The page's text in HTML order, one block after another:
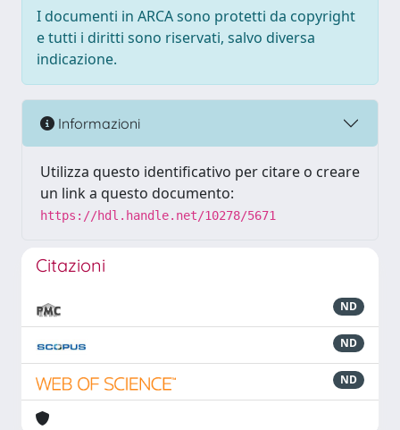
I documenti in ARCA sono protetti da copyright
e tutti i diritti sono riservati, salvo diversa
indicazione.
Informazioni
Utilizza questo identificativo per citare o creare
un link a questo documento:
https://hdl.handle.net/10278/5671
Citazioni
ND
ND
ND